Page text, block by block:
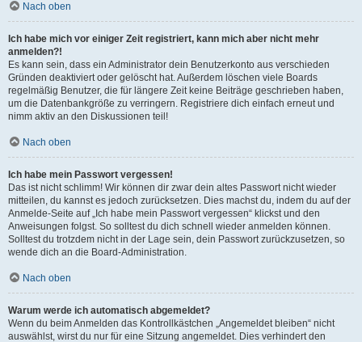
Nach oben
Ich habe mich vor einiger Zeit registriert, kann mich aber nicht mehr
anmelden?!
Es kann sein, dass ein Administrator dein Benutzerkonto aus verschieden
Gründen deaktiviert oder gelöscht hat. Außerdem löschen viele Boards
regelmäßig Benutzer, die für längere Zeit keine Beiträge geschrieben haben,
um die Datenbankgröße zu verringern. Registriere dich einfach erneut und
nimm aktiv an den Diskussionen teil!
Nach oben
Ich habe mein Passwort vergessen!
Das ist nicht schlimm! Wir können dir zwar dein altes Passwort nicht wieder
mitteilen, du kannst es jedoch zurücksetzen. Dies machst du, indem du auf der
Anmelde-Seite auf „Ich habe mein Passwort vergessen“ klickst und den
Anweisungen folgst. So solltest du dich schnell wieder anmelden können.
Solltest du trotzdem nicht in der Lage sein, dein Passwort zurückzusetzen, so
wende dich an die Board-Administration.
Nach oben
Warum werde ich automatisch abgemeldet?
Wenn du beim Anmelden das Kontrollkästchen „Angemeldet bleiben“ nicht
auswählst, wirst du nur für eine Sitzung angemeldet. Dies verhindert den